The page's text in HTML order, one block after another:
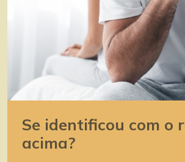
Se identificou com o
acima?